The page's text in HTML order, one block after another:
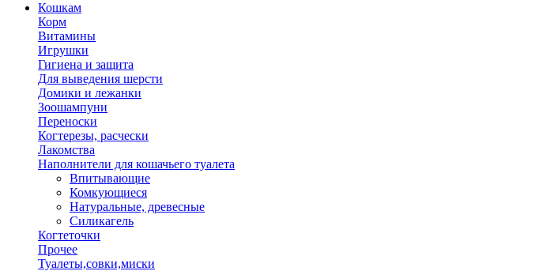
Кошкам
Корм
Витамины
Игрушки
Гигиена и защита
Для выведения шерсти
Домики и лежанки
Зоошампуни
Переноски
Когтерезы, расчески
Лакомства
Наполнители для кошачьего туалета
Впитывающие
Комкующиеся
Натуральные, древесные
Силикагель
Когтеточки
Прочее
Туалеты,совки,миски